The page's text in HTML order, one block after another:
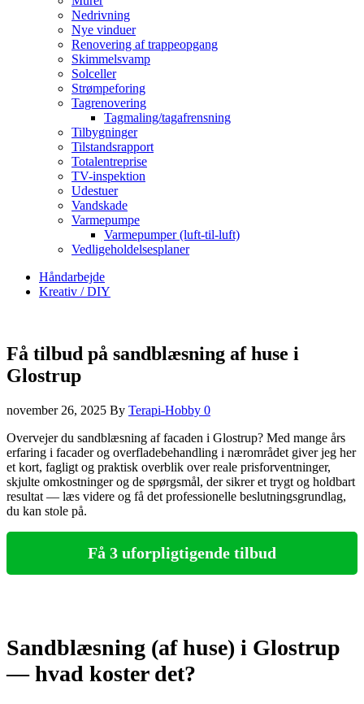
Nedrivning
Nye vinduer
Renovering af trappeopgang
Skimmelsvamp
Solceller
Strømpeforing
Tagrenovering
Tagmaling/tagafrensning
Tilbygninger
Tilstandsrapport
Totalentreprise
TV-inspektion
Udestuer
Vandskade
Varmepumpe
Varmepumper (luft-til-luft)
Vedligeholdelsesplaner
Håndarbejde
Kreativ / DIY
Få tilbud på sandblæsning af huse i
Glostrup
november 26, 2025 By Terapi-Hobby 0
Overvejer du sandblæsning af facaden i Glostrup? Med mange års
erfaring i facader og overfladebehandling i nærområdet giver jeg her
et kort, fagligt og praktisk overblik over reale prisforventninger,
skjulte omkostninger og de spørgsmål, der sikrer et trygt og holdbart
resultat — læs videre og få det professionelle beslutningsgrundlag,
du kan stole på.
Få 3 uforpligtigende tilbud
Sandblæsning (af huse) i Glostrup
— hvad koster det?